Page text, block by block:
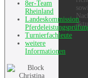
8er-Team
Rheinland
Landeskommission
Turnierfachleute
weitere
Informationen